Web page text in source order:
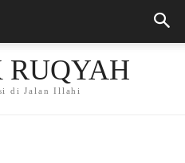
RUQYAH
di Jalan Illahi